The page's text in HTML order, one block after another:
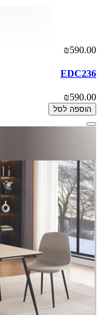
₪590.00
EDC236
₪590.00
הוספה לסל